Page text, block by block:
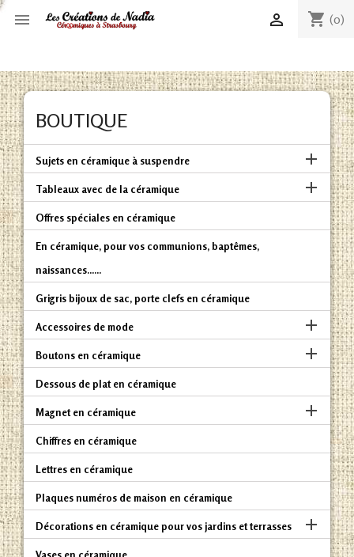
 shopping_cart (0)

BOUTIQUE
Sujets en céramique à suspendre 
Tableaux avec de la céramique 
Offres spéciales en céramique
En céramique, pour vos communions, baptêmes,
naissances......
Grigris bijoux de sac, porte clefs en céramique
Accessoires de mode 
Boutons en céramique 
Dessous de plat en céramique
Magnet en céramique 
Chiffres en céramique
Lettres en céramique
Plaques numéros de maison en céramique
Décorations en céramique pour vos jardins et terrasses 